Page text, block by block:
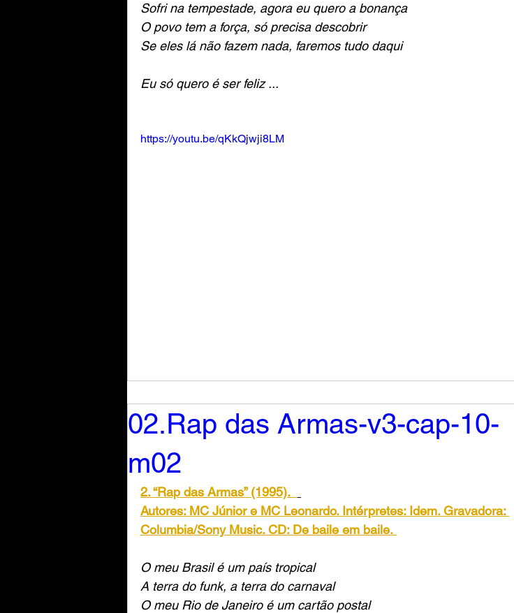
03.10.Eu só quero é ser feliz 03.10.Anexo 10
Sofri na tempestade, agora eu quero a bonança
O povo tem a força, só precisa descobrir
Se eles lá não fazem nada, faremos tudo daqui
Eu só quero é ser feliz ...
https://youtu.be/qKkQjwji8LM
02.Rap das Armas-v3-cap-10-
m02
2. “Rap das Armas” (1995).
Autores: MC Júnior e MC Leonardo. Intérpretes: Idem. Gravadora:
Columbia/Sony Music. CD: De baile em baile.
O meu Brasil é um país tropical
A terra do funk, a terra do carnaval
O meu Rio de Janeiro é um cartão postal